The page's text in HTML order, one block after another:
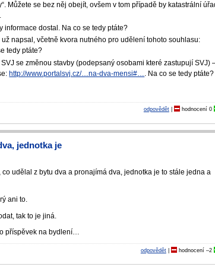
Můžete se bez něj obejít, ovšem v tom případě by katastrální
informace dostal. Na co se tedy ptáte?
napsal, včetně kvora nutného pro udělení tohoto souhlasu:
tedy ptáte?
se změnou stavby (podepsaný osobami které zastupují SVJ)
http://www.portalsvj.cz/…na-dva-mensi#… . Na co se tedy ptáte?
odpovědět| hodnocení 0
jednotka je
udělal z bytu dva a pronajímá dva, jednotka je to stále jedna a
ani to.
tak to je jiná.
příspěvek na bydlení…
odpovědět| hodnocení –2